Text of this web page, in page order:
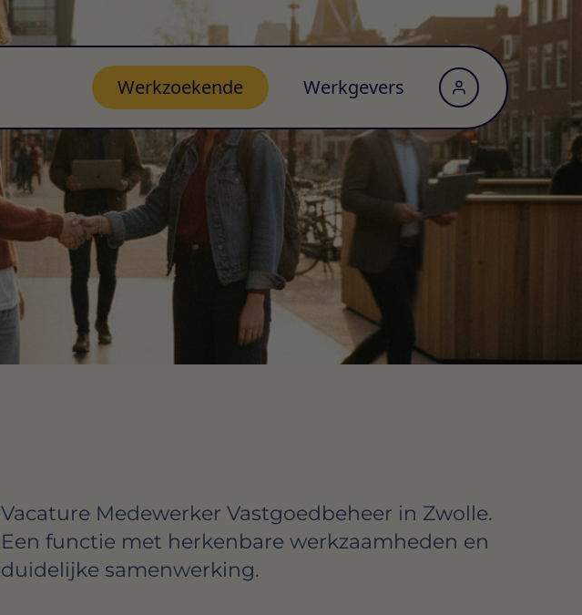
Werkzoekende Werkgevers
Vacature Medewerker Vastgoedbeheer in Zwolle.
Een functie met herkenbare werkzaamheden en
duidelijke samenwerking.